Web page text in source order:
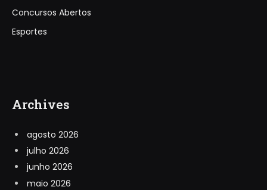
Concursos Abertos
Esportes
Archives
agosto 2026
julho 2026
junho 2026
maio 2026